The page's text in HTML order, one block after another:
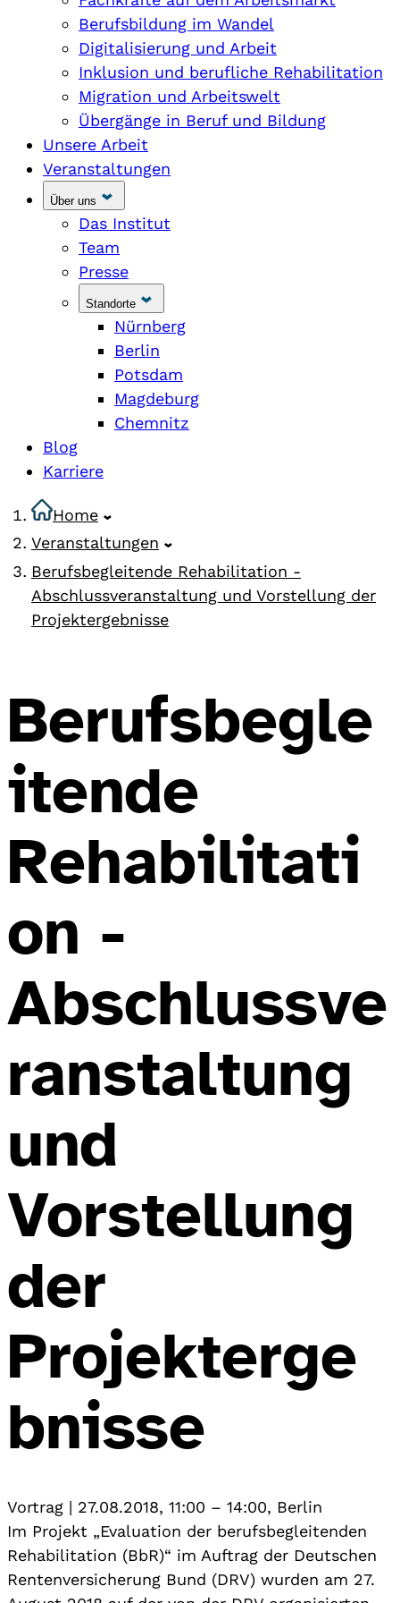
Berufsbildung im Wandel
Digitalisierung und Arbeit
Inklusion und berufliche Rehabilitation
Migration und Arbeitswelt
Übergänge in Beruf und Bildung
Unsere Arbeit
Veranstaltungen
Über uns
Das Institut
Team
Presse
Standorte
Nürnberg
Berlin
Potsdam
Magdeburg
Chemnitz
Blog
Karriere
Home
Veranstaltungen
Berufsbegleitende Rehabilitation -
Abschlussveranstaltung und Vorstellung der
Projektergebnisse
Berufsbegle
itende
Rehabilitati
on -
Abschlussve
ranstaltung
und
Vorstellung
der
Projekterge
bnisse
Vortrag | 27.08.2018, 11:00 – 14:00, Berlin
Im Projekt „Evaluation der berufsbegleitenden
Rehabilitation (BbR)“ im Auftrag der Deutschen
Rentenversicherung Bund (DRV) wurden am 27.